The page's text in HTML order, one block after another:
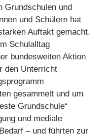
Grundschulen und
und Schülern hat
Auftakt gemacht.
Schulalltag
bundesweiten Aktion
den Unterricht
gesammelt und um
Grundschule“
und mediale
– und führten zur